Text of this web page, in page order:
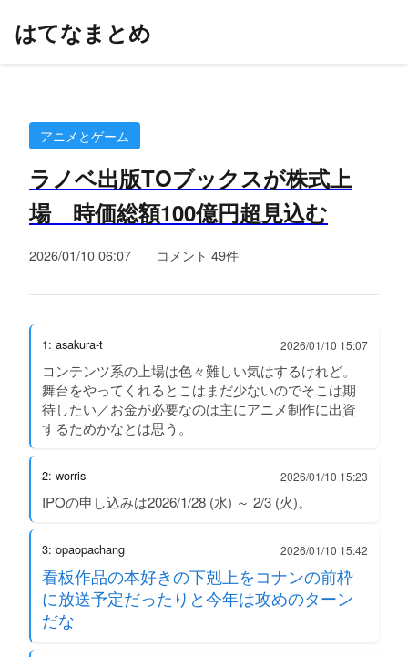
はてなまとめ
アニメとゲーム
ラノベ出版TOブックスが株式上
場 時価総額100億円超見込む
2026/01/10 06:07 コメント 49件
1: asakura-t 2026/01/10 15:07
コンテンツ系の上場は色々難しい気はするけれど。
舞台をやってくれるとこはまだ少ないのでそこは期
待したい／お金が必要なのは主にアニメ制作に出資
するためかなとは思う。
2: worris 2026/01/10 15:23
IPOの申し込みは2026/1/28 (水) ～ 2/3 (火)。
3: opaopachang 2026/01/10 15:42
看板作品の本好きの下剋上をコナンの前枠
に放送予定だったりと今年は攻めのターン
だな